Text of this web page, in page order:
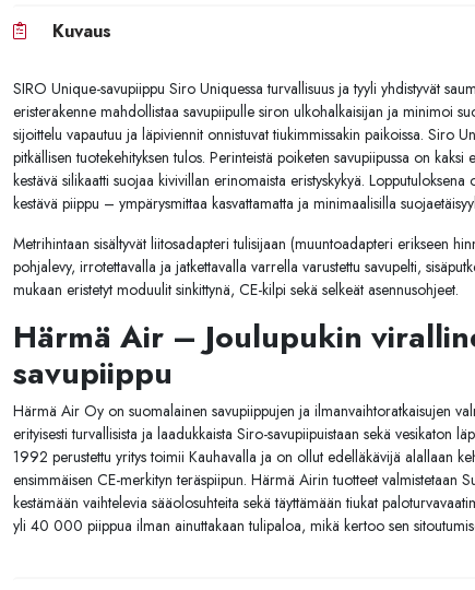
Kuvaus
SIRO Unique-savupiippu Siro Uniquessa turvallisuus ja tyyli yhdistyvät
eristerakenne mahdollistaa savupiipulle siron ulkohalkaisijan ja minimoi
sijoittelu vapautuu ja läpiviennit onnistuvat tiukimmissakin paikoissa. Siro
pitkällisen tuotekehityksen tulos. Perinteistä poiketen savupiipussa on kaksi
kestävä silikaatti suojaa kivivillan erinomaista eristyskykyä.
kestävä piippu – ympärysmittaa kasvattamatta ja minimaalisilla
Metrihintaan sisältyvät liitosadapteri tulisijaan (muuntoadapteri erikseen
pohjalevy, irrotettavalla ja jatkettavalla varrella varustettu savupelti,
mukaan eristetyt moduulit sinkittynä, CE-kilpi sekä selkeät asennusohjeet.
Härmä Air – Joulupukin
savupiippu
Härmä Air Oy on suomalainen savupiippujen ja ilmanvaihtoratkaisujen
erityisesti turvallisista ja laadukkaista Siro-savupiipuistaan sekä vesikaton
1992 perustettu yritys toimii Kauhavalla ja on ollut edelläkävijä alallaan
ensimmäisen CE-merkityn teräspiipun. Härmä Airin tuotteet valmistetaan
kestämään vaihtelevia sääolosuhteita sekä täyttämään tiukat
yli 40 000 piippua ilman ainuttakaan tulipaloa, mikä kertoo sen